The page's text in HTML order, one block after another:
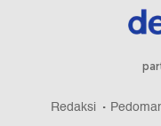
Redaksi